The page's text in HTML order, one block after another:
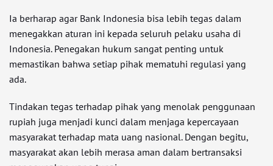
Ia berharap agar Bank Indonesia bisa lebih tegas dalam
menegakkan aturan ini kepada seluruh pelaku usaha di
Indonesia. Penegakan hukum sangat penting untuk
memastikan bahwa setiap pihak mematuhi regulasi yang
ada.
Tindakan tegas terhadap pihak yang menolak penggunaan
rupiah juga menjadi kunci dalam menjaga kepercayaan
masyarakat terhadap mata uang nasional. Dengan begitu,
masyarakat akan lebih merasa aman dalam bertransaksi